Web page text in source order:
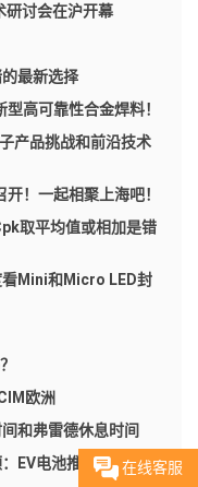
在线客服
研讨会在沪开幕
最新选择
高可靠性合金焊料！
产品挑战和前沿技术
！一起相聚上海吧！
取平均值或相加是错
Mini和Micro LED封
欧洲
和弗雷德休息时间
EV电池推动经济可持